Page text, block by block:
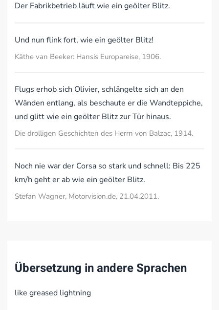
Der Fabrikbetrieb läuft wie ein geölter Blitz.
Und nun flink fort, wie ein geölter Blitz!
Käthe van Beeker: Hansis Europareise, 1906.
Flugs erhob sich Olivier, schlängelte sich an den
Wänden entlang, als beschaute er die Wandteppiche,
und glitt wie ein geölter Blitz zur Tür hinaus.
Die drolligen Geschichten des Herrn von Balzac, 1914.
Noch nie war der Corsa so stark und schnell: Bis 225
km/h geht er ab wie ein geölter Blitz.
Stefan Wagner, Motorvision.de, 21.04.2011.
Übersetzung in andere Sprachen
like greased lightning